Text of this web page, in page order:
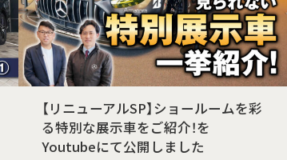
【リニューアルSP】ショールームを彩
る特別な展示車をご紹介！を
Youtubeにて公開しました